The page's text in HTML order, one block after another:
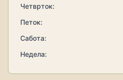
Четврток:
Петок:
Сабота:
Недела: